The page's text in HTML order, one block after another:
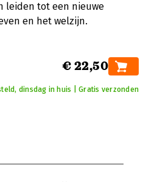
leiden tot een nieuwe
en het welzijn.
€ 22,50
dinsdag in huis | Gratis verzonden